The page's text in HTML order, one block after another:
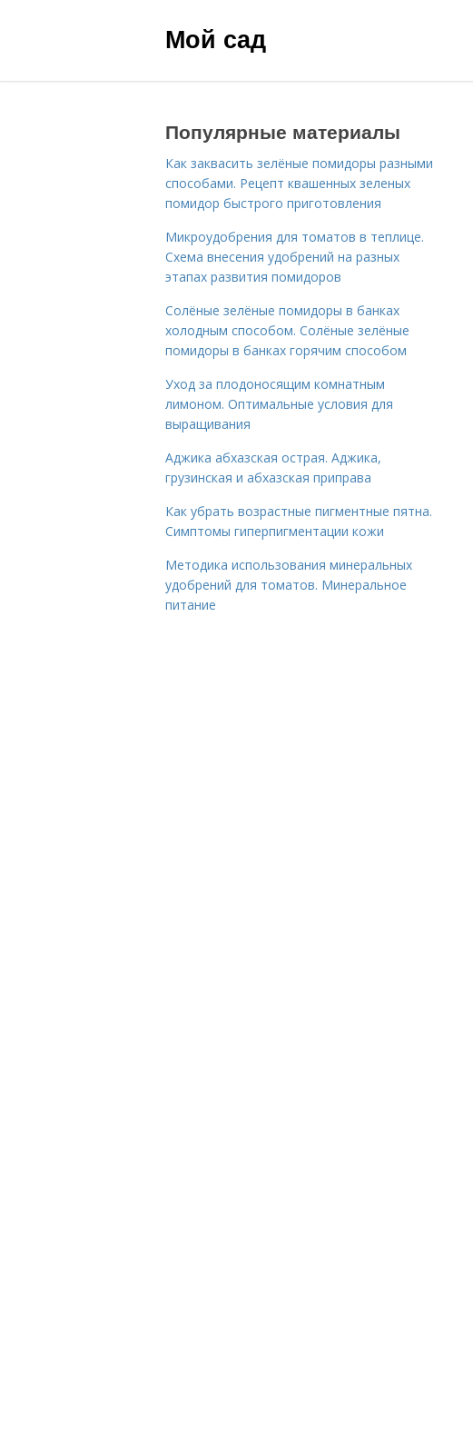
Мой сад
Популярные материалы
Как заквасить зелёные помидоры разными
способами. Рецепт квашенных зеленых
помидор быстрого приготовления
Микроудобрения для томатов в теплице.
Схема внесения удобрений на разных
этапах развития помидоров
Солёные зелёные помидоры в банках
холодным способом. Солёные зелёные
помидоры в банках горячим способом
Уход за плодоносящим комнатным
лимоном. Оптимальные условия для
выращивания
Аджика абхазская острая. Аджика,
грузинская и абхазская приправа
Как убрать возрастные пигментные пятна.
Симптомы гиперпигментации кожи
Методика использования минеральных
удобрений для томатов. Минеральное
питание